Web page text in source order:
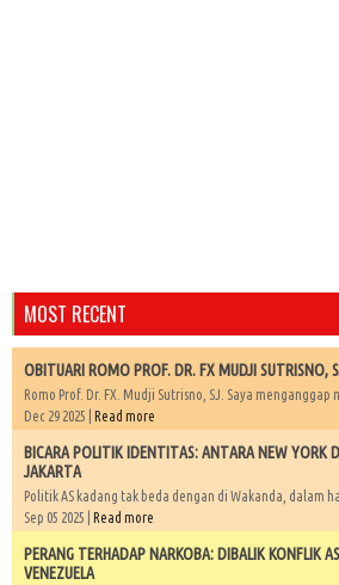
MOST RECENT
OBITUARI ROMO PROF. DR. FX MUDJI SUTRISNO,
Romo Prof. Dr. FX. Mudji Sutrisno, SJ. Saya menganggap
Dec 29 2025 | Read more
BICARA POLITIK IDENTITAS: ANTARA NEW YORK
JAKARTA
Politik AS kadang tak beda dengan di Wakanda, dalam
Sep 05 2025 | Read more
PERANG TERHADAP NARKOBA: DIBALIK KONFLIK
VENEZUELA